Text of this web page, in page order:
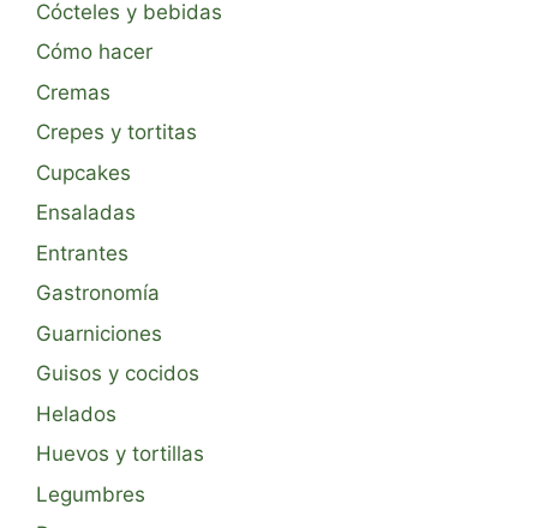
Cócteles y bebidas
Cómo hacer
Cremas
Crepes y tortitas
Cupcakes
Ensaladas
Entrantes
Gastronomía
Guarniciones
Guisos y cocidos
Helados
Huevos y tortillas
Legumbres